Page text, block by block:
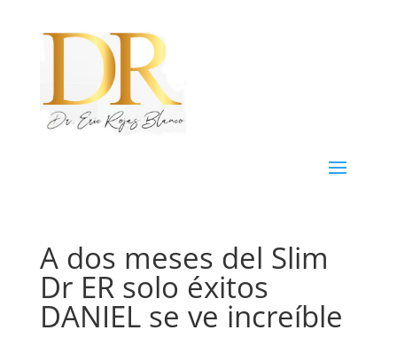
A dos meses del Slim
Dr ER solo éxitos
DANIEL se ve increíble